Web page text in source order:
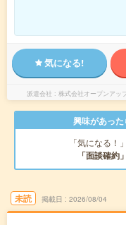
気になる!
派遣会社 株式会社オープンアッ
興味があっ
「気になる！
「面談確約」
未読 掲載日 2026/08/04